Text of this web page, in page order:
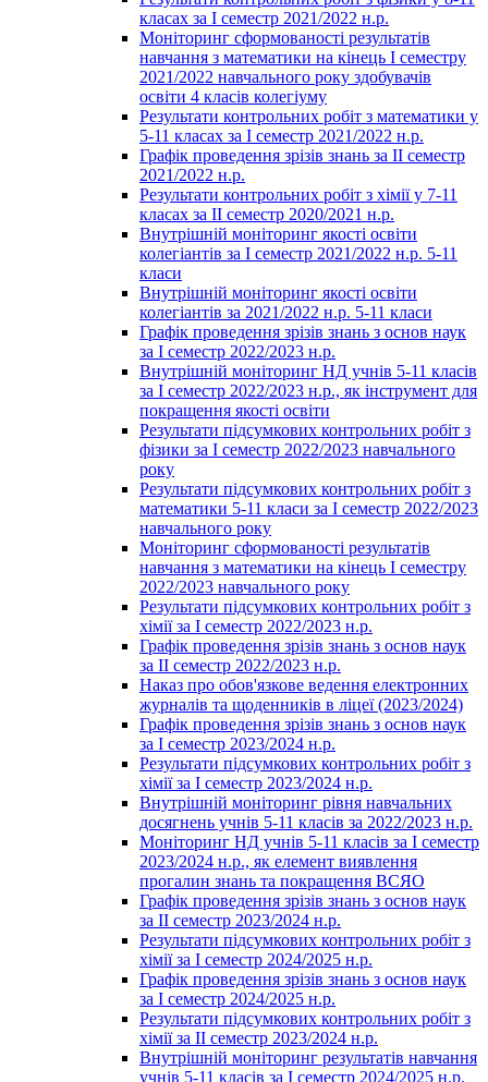
класах за І семестр 2021/2022 н.р.
Моніторинг сформованості результатів
навчання з математики на кінець І семестру
2021/2022 навчального року здобувачів
освіти 4 класів колегіуму
Результати контрольних робіт з математики у
5-11 класах за І семестр 2021/2022 н.р.
Графік проведення зрізів знань за ІІ семестр
2021/2022 н.р.
Результати контрольних робіт з хімії у 7-11
класах за ІІ семестр 2020/2021 н.р.
Внутрішній моніторинг якості освіти
колегіантів за І семестр 2021/2022 н.р. 5-11
класи
Внутрішній моніторинг якості освіти
колегіантів за 2021/2022 н.р. 5-11 класи
Графік проведення зрізів знань з основ наук
за І семестр 2022/2023 н.р.
Внутрішній моніторинг НД учнів 5-11 класів
за І семестр 2022/2023 н.р., як інструмент для
покращення якості освіти
Результати підсумкових контрольних робіт з
фізики за І семестр 2022/2023 навчального
року
Результати підсумкових контрольних робіт з
математики 5-11 класи за І семестр 2022/2023
навчального року
Моніторинг сформованості результатів
навчання з математики на кінець І семестру
2022/2023 навчального року
Результати підсумкових контрольних робіт з
хімії за І семестр 2022/2023 н.р.
Графік проведення зрізів знань з основ наук
за ІІ семестр 2022/2023 н.р.
Наказ про обов'язкове ведення електронних
журналів та щоденників в ліцеї (2023/2024)
Графік проведення зрізів знань з основ наук
за І семестр 2023/2024 н.р.
Результати підсумкових контрольних робіт з
хімії за І семестр 2023/2024 н.р.
Внутрішній моніторинг рівня навчальних
досягнень учнів 5-11 класів за 2022/2023 н.р.
Моніторинг НД учнів 5-11 класів за І семестр
2023/2024 н.р., як елемент виявлення
прогалин знань та покращення ВСЯО
Графік проведення зрізів знань з основ наук
за ІІ семестр 2023/2024 н.р.
Результати підсумкових контрольних робіт з
хімії за І семестр 2024/2025 н.р.
Графік проведення зрізів знань з основ наук
за І семестр 2024/2025 н.р.
Результати підсумкових контрольних робіт з
хімії за ІІ семестр 2023/2024 н.р.
Внутрішній моніторинг результатів навчання
учнів 5-11 класів за І семестр 2024/2025 н.р.